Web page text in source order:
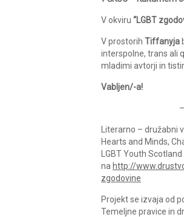
V okviru “LGBT
V prostorih Tiffanyja
interspolne, trans ali
mladimi avtorji in
Vabljen/-a!
Literarno – družabni
Hearts and Minds,
LGBT Youth
na http://
zgodovine
Projekt se izvaja od
Temeljne pravice in